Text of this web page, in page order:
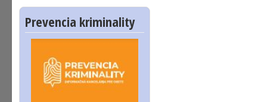
Prevencia kriminality